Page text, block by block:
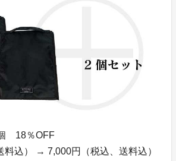
18％OFF
料込） → 7,000円（税込、送料込）